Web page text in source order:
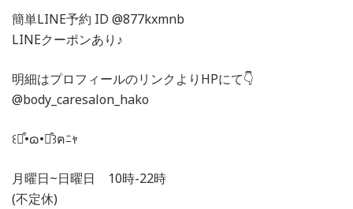
簡単LINE予約 ID @877kxmnb
LINEクーポンあり♪
明細はプロフィールのリンクよりHPにて👇
@body_caresalon_hako
꒰⌯͒•ɷ•⌯͒꒱ฅﾆｬ
月曜日~日曜日 10時-22時
(不定休)